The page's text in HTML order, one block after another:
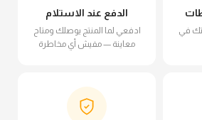
في
الدفع عند الاستلام
ادفعي لما المنتج يوصلك ومتاح
معاينة — مفيش أي مخاطرة